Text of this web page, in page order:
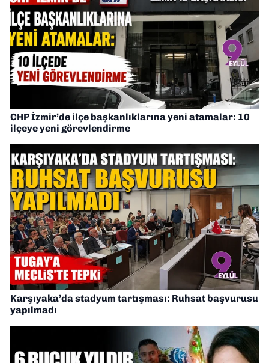
CHP İzmir’de ilçe başkanlıklarına yeni atamalar: 10
ilçeye yeni görevlendirme
Karşıyaka’da stadyum tartışması: Ruhsat başvurusu
yapılmadı